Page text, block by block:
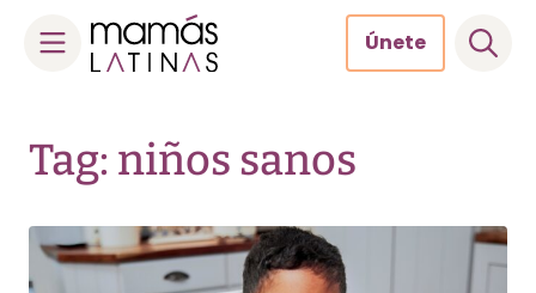
content
Únete
Tag: niños sanos